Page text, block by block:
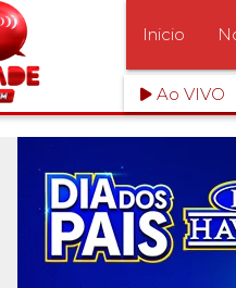
Inicio
Ao VIVO